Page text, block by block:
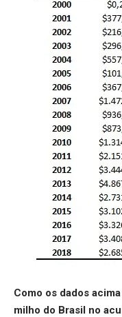
Como os dados
milho do Brasil no